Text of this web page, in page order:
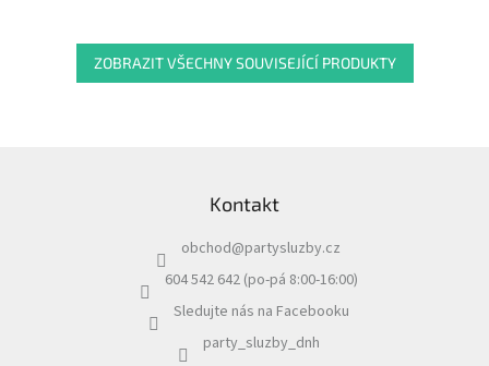
ZOBRAZIT VŠECHNY SOUVISEJÍCÍ PRODUKTY
Kontakt
obchod@partysluzby.cz
604 542 642 (po-pá 8:00-16:00)
Sledujte nás na Facebooku
party_sluzby_dnh